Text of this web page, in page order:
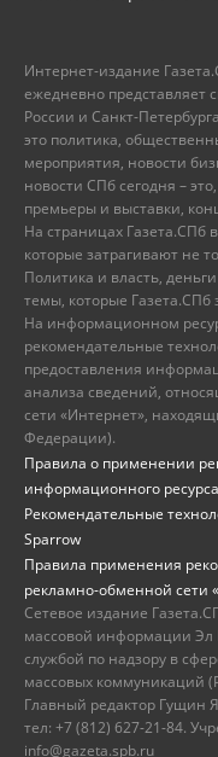
Интернет-издание
ежедневно представляет
России и Санкт-
это политика,
мероприятия, новости
новости СПб сегодня –
премьеры и выставки,
На страницах Газета.СПб
которые затрагивают не
Политика и власть,
темы, которые Газета.СПб
На информационном
рекомендательные
предоставления
анализа сведений,
сети «Интернет»,
Федерации).
Правила о применении
информационного
Рекомендательные
Sparrow
Правила применения
рекламно-обменной сети
Сетевое издание
массовой информации
службой по надзору в
массовых коммуникаций
Главный редактор Гущин
тел: +7 (812) 627-21-84.
info@gazeta.spb.ru